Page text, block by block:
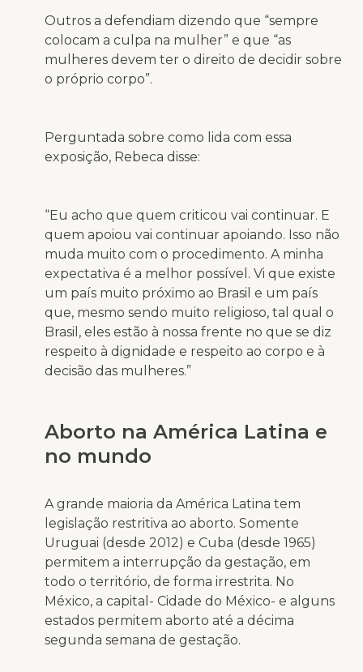
Outros a defendiam dizendo que “sempre
colocam a culpa na mulher” e que “as
mulheres devem ter o direito de decidir sobre
o próprio corpo”.
Perguntada sobre como lida com essa
exposição, Rebeca disse:
“Eu acho que quem criticou vai continuar. E
quem apoiou vai continuar apoiando. Isso não
muda muito com o procedimento. A minha
expectativa é a melhor possível. Vi que existe
um país muito próximo ao Brasil e um país
que, mesmo sendo muito religioso, tal qual o
Brasil, eles estão à nossa frente no que se diz
respeito à dignidade e respeito ao corpo e à
decisão das mulheres.”
Aborto na América Latina e
no mundo
A grande maioria da América Latina tem
legislação restritiva ao aborto. Somente
Uruguai (desde 2012) e Cuba (desde 1965)
permitem a interrupção da gestação, em
todo o território, de forma irrestrita. No
México, a capital- Cidade do México- e alguns
estados permitem aborto até a décima
segunda semana de gestação.